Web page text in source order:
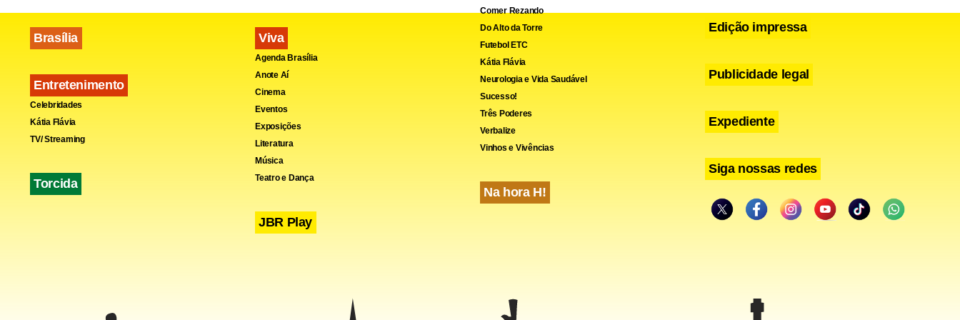
Brasília
Entretenimento
Celebridades
Kátia Flávia
TV/ Streaming
Torcida
Viva
Agenda Brasília
Anote Aí
Cinema
Eventos
Exposições
Literatura
Música
Teatro e Dança
JBR Play
Comer Rezando
Do Alto da Torre
Futebol ETC
Kátia Flávia
Neurologia e Vida Saudável
Sucesso!
Três Poderes
Verbalize
Vinhos e Vivências
Na hora H!
Edição impressa
Publicidade legal
Expediente
Siga nossas redes